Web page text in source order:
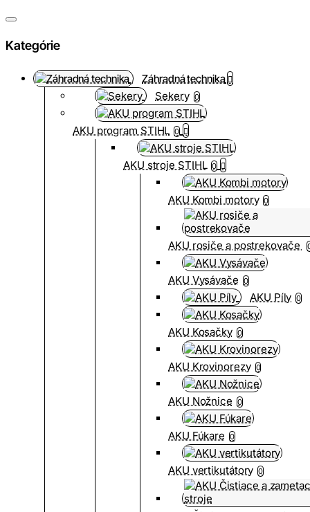
Kategórie
Záhradná technika
Sekery 0
AKU program STIHL 0
AKU stroje STIHL 0
AKU Kombi motory 0
AKU rosiče a postrekovače
AKU Vysávače 0
AKU Píly 0
AKU Kosačky 0
AKU Krovinorezy 0
AKU Nožnice 0
AKU Fúkare 0
AKU vertikutátory 0